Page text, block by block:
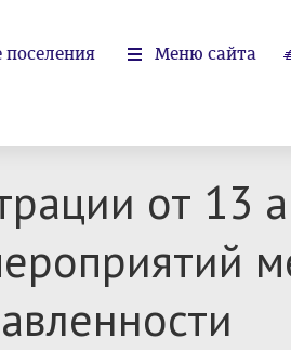
поселения Меню сайта
от 13